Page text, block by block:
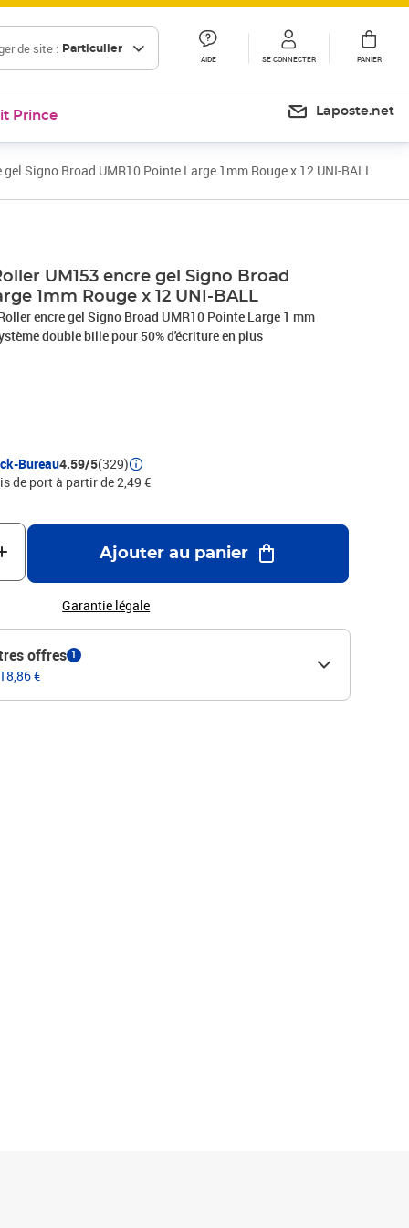
de site : Particulier
AIDE SE CONNECTER PANIER
Prince Laposte.net
Signo Broad UMR10 Pointe Large 1mm Rouge x 12 UNI-BALL
UM153 encre gel Signo Broad
1mm Rouge x 12 UNI-BALL
encre gel Signo Broad UMR10 Pointe Large 1 mm
double bille pour 50% d'écriture en plus
Bureau4.59/5(329)
de port à partir de 2,49 €
Ajouter au panier
Garantie légale
offres 1
€